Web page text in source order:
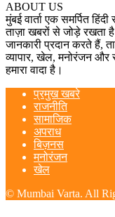
ABOUT US
मुंबई वार्ता एक समर्पित
ताज़ा खबरों से जोड़े रखता
जानकारी प्रदान करते हैं,
व्यापार, खेल, मनोरंजन
हमारा वादा है।
प्रमुख खबरे
राजनीति
सामाजिक
अपराध
बिज़नस
मनोरंजन
खेल
© Mumbai Varta. All